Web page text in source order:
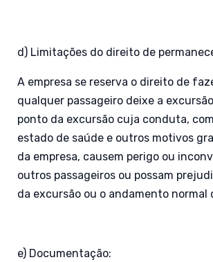
d) Limitações do direito de
A empresa se reserva o direito de
qualquer passageiro deixe a
ponto da excursão cuja conduta,
estado de saúde e outros motivos
da empresa, causem perigo ou
outros passageiros ou possam
da excursão ou o andamento normal
e) Documentação: